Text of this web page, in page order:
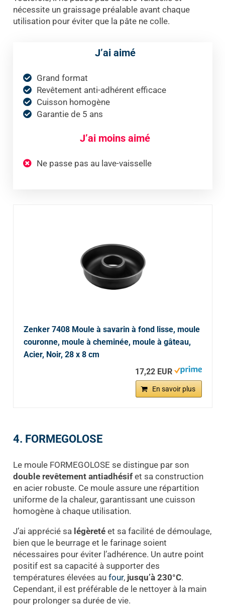
nécessite un graissage préalable avant chaque
utilisation pour éviter que la pâte ne colle.
J’ai aimé
Grand format
Revêtement anti-adhérent efficace
Cuisson homogène
Garantie de 5 ans
J’ai moins aimé
Ne passe pas au lave-vaisselle
Zenker 7408 Moule à savarin à fond lisse, moule
couronne, moule à cheminée, moule à gâteau,
Acier, Noir, 28 x 8 cm
17,22 EUR
En savoir plus
4. FORMEGOLOSE
Le moule FORMEGOLOSE se distingue par son
double revêtement antiadhésifet sa construction
en acier robuste. Ce moule assure une répartition
uniforme de la chaleur, garantissant une cuisson
homogène à chaque utilisation.
J’ai apprécié sa légèretéet sa facilité de démoulage,
bien que le beurrage et le farinage soient
nécessaires pour éviter l’adhérence. Un autre point
positif est sa capacité à supporter des
températures élevées au four, jusqu’à 230°C.
Cependant, il est préférable de le nettoyer à la main
pour prolonger sa durée de vie.